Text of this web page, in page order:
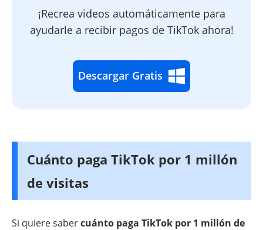
¡Recrea videos automáticamente para
ayudarle a recibir pagos de TikTok ahora!
Descargar Gratis
Cuánto paga TikTok por 1 millón
de visitas
Si quiere sabercuánto paga TikTok por 1 millón de